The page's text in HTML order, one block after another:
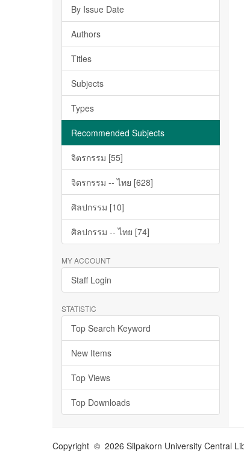
By Issue Date
Authors
Titles
Subjects
Types
Recommended Subjects
จิตรกรรม [55]
จิตรกรรม -- ไทย [628]
ศิลปกรรม [10]
ศิลปกรรม -- ไทย [74]
MY ACCOUNT
Staff Login
STATISTIC
Top Search Keyword
New Items
Top Views
Top Downloads
Copyright © 2026 Silpakorn University Central